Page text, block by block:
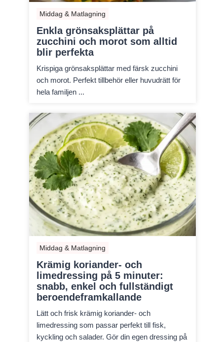
Middag & Matlagning
Enkla grönsaksplättar på
zucchini och morot som alltid
blir perfekta
Krispiga grönsaksplättar med färsk zucchini
och morot. Perfekt tillbehör eller huvudrätt för
hela familjen ...
Middag & Matlagning
Krämig koriander- och
limedressing på 5 minuter:
snabb, enkel och fullständigt
beroendeframkallande
Lätt och frisk krämig koriander- och
limedressing som passar perfekt till fisk,
kyckling och salader. Gör din egen dressing på